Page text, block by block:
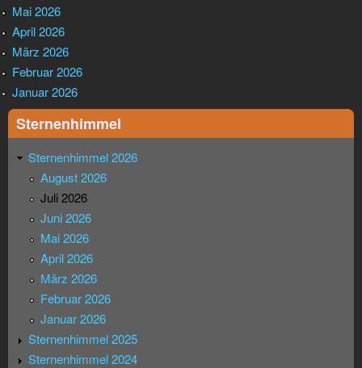
Mai 2026
April 2026
März 2026
Februar 2026
Januar 2026
Sternenhimmel
Sternenhimmel 2026
August 2026
Juli 2026
Juni 2026
Mai 2026
April 2026
März 2026
Februar 2026
Januar 2026
Sternenhimmel 2025
Sternenhimmel 2024